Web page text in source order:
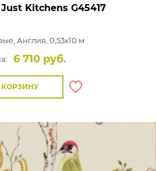
Kitchens G45417
Англия, 0,53x10 м
6 710 руб.
КОРЗИНУ